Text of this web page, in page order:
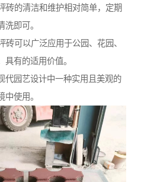
砖的清洁和维护相对简单，定期
洗即可。
可以广泛应用于公园、花园、
具有的适用价值。
代园艺设计中一种实用且美观的
使用。